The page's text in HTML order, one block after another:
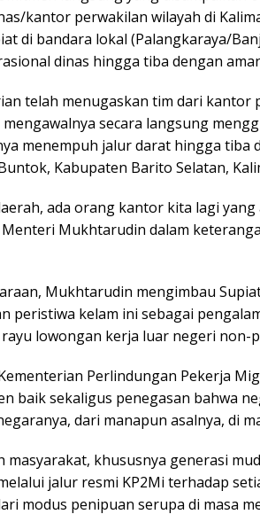
kantor perwakilan wilayah di
di bandara lokal (Palangkaraya/
dinas hingga tiba dengan
telah menugaskan tim dari
secara langsung
menempuh jalur darat hingga tiba
Kabupaten Barito Selatan,
ada orang kantor kita lagi
Mukhtarudin dalam
Mukhtarudin mengimbau
peristiwa kelam ini sebagai
lowongan kerja luar negeri non-
Perlindungan Pekerja
baik sekaligus penegasan bahwa
dari manapun asalnya, di
masyarakat, khususnya generasi
jalur resmi KP2Mi terhadap
modus penipuan serupa di masa